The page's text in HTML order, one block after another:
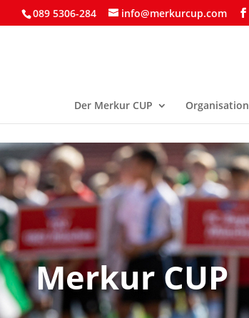
089 5306-284 info@merkurcup.com
Der Merkur CUP Organisation
Merkur CUP